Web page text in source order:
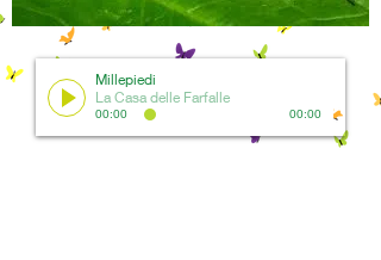
Millepiedi
La Casa delle Farfalle
00:00 00:00